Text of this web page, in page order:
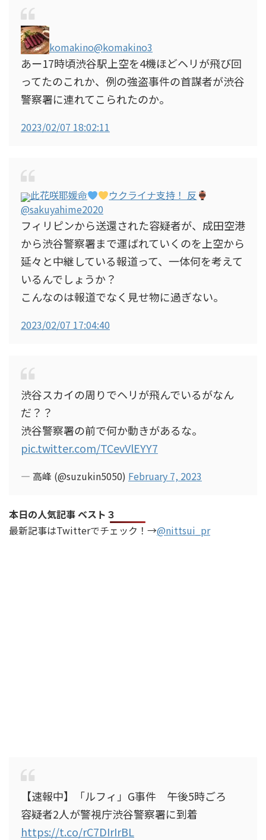
komakino@komakino3
あー17時頃渋谷駅上空を4機ほどヘリが飛び回
ってたのこれか、例の強盗事件の首謀者が渋谷
警察署に連れてこられたのか。
2023/02/07 18:02:11
此花咲耶媛命
ウクライナ支持！ 反
@sakuyahime2020
フィリピンから送還された容疑者が、成田空港
から渋谷警察署まで運ばれていくのを上空から
延々と中継している報道って、一体何を考えて
いるんでしょうか？
こんなのは報道でなく見せ物に過ぎない。
2023/02/07 17:04:40
渋谷スカイの周りでヘリが飛んでいるがなん
だ？？
渋谷警察署の前で何か動きがあるな。
pic.twitter.com/TCevVlEYY7
— 高峰 (@suzukin5050) February 7, 2023
本日の人気記事 ベスト３
最新記事はTwitterでチェック！→@nittsui_pr
【速報中】「ルフィ」G事件 午後5時ごろ
容疑者2人が警視庁渋谷警察署に到着
https://t.co/rC7DIrIrBL